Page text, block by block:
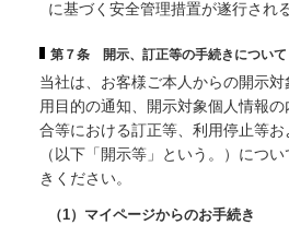
に基づく安全管理措置が遂行され
第７条 開示、訂正等の手続きについて
当社は、お客様ご本人からの開示対
用目的の通知、開示対象個人情報
合等における訂正等、利用停止等
（以下「開示等」という。）につ
きください。
（1）マイページからのお手続き